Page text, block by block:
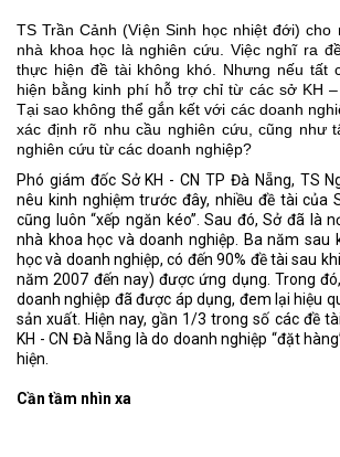
TS Trần Cảnh (Viện Sinh học nhiệt đới) cho
nhà khoa học là nghiên cứu. Việc nghĩ ra
thực hiện đề tài không khó. Nhưng nếu tất
hiện bằng kinh phí hỗ trợ chỉ từ các sở KH –
Tại sao không thể gắn kết với các doanh
xác định rõ nhu cầu nghiên cứu, cũng như
nghiên cứu từ các doanh nghiệp?
Phó giám đốc Sở KH - CN TP Đà Nẵng, TS
nêu kinh nghiệm trước đây, nhiều đề tài của
cũng luôn “xếp ngăn kéo”. Sau đó, Sở đã là
nhà khoa học và doanh nghiệp. Ba năm sau
học và doanh nghiệp, có đến 90% đề tài sau
năm 2007 đến nay) được ứng dụng. Trong
doanh nghiệp đã được áp dụng, đem lại hiệu
sản xuất. Hiện nay, gần 1/3 trong số các đề
KH - CN Đà Nẵng là do doanh nghiệp “đặt
hiện.
Cần tầm nhìn xa